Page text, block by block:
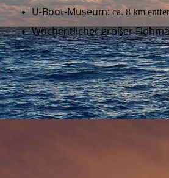
U-Boot-Museum:ca. 8 km
Wöchentlicher großer